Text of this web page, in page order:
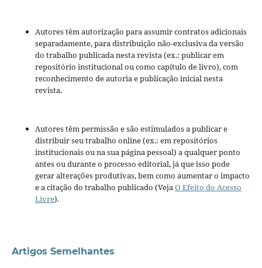
Autores têm autorização para assumir contratos adicionais
separadamente, para distribuição não-exclusiva da versão
do trabalho publicada nesta revista (ex.: publicar em
repositório institucional ou como capítulo de livro), com
reconhecimento de autoria e publicação inicial nesta
revista.
Autores têm permissão e são estimulados a publicar e
distribuir seu trabalho online (ex.: em repositórios
institucionais ou na sua página pessoal) a qualquer ponto
antes ou durante o processo editorial, já que isso pode
gerar alterações produtivas, bem como aumentar o impacto
e a citação do trabalho publicado (VejaO Efeito do Acesso
Livre).
Artigos Semelhantes